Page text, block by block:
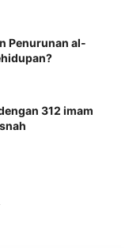
Penurunan al-
312 imam